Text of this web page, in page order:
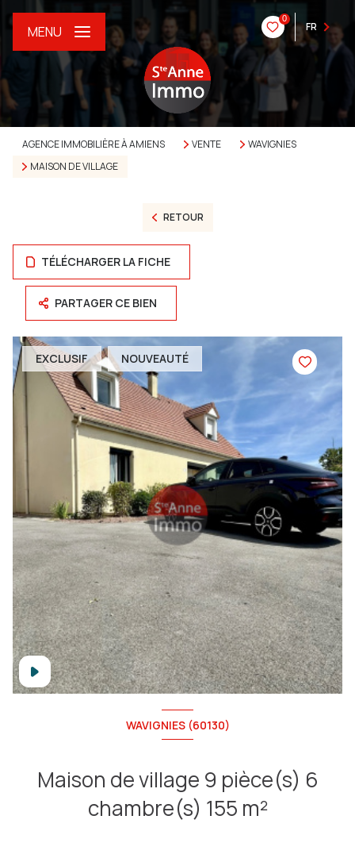
0
FR
MENU
AGENCE IMMOBILIÈRE À AMIENS VENTE
WAVIGNIES
MAISON DE VILLAGE
RETOUR
TÉLÉCHARGER LA FICHE
PARTAGER CE BIEN
EXCLUSIF NOUVEAUTÉ
WAVIGNIES (60130)
Maison de village 9 pièce(s) 6
chambre(s) 155 m²